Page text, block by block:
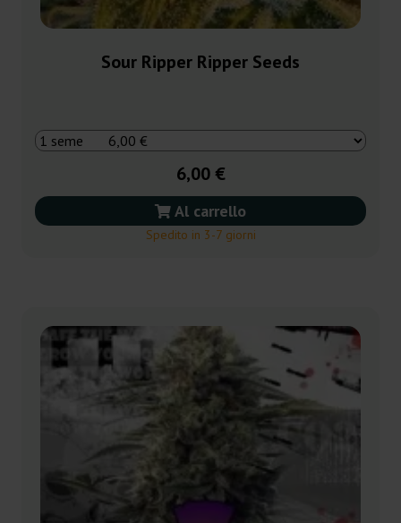
Sour Ripper Ripper Seeds
6,00 €
Al carrello
Spedito in 3-7 giorni